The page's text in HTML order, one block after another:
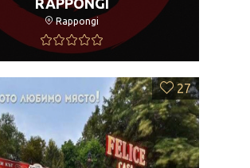
RAPPONGI
Rappongi
27